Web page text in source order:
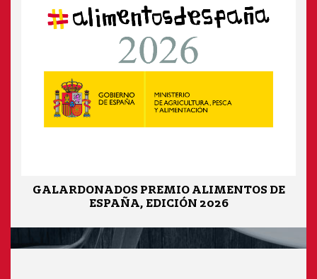
GALARDONADOS PREMIO ALIMENTOS DE
ESPAÑA, EDICIÓN 2026